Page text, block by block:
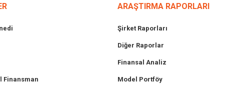
Finansman
ARAŞTIRMA RAPORLARI
Şirket Raporları
Diğer Raporlar
Finansal Analiz
Model Portföy